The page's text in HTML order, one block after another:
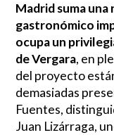
Madrid suma una
gastronómico
ocupa un
de Vergara, en
del proyecto
demasiadas
Fuentes,
Juan Lizárraga,